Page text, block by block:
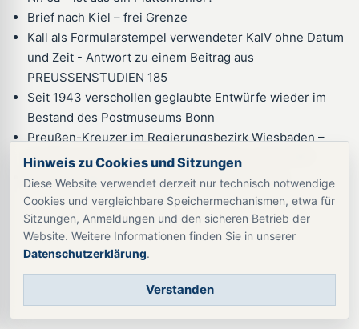
Brief nach Kiel – frei Grenze
Kall als Formularstempel verwendeter KaIV ohne Datum
und Zeit - Antwort zu einem Beitrag aus
PREUSSENSTUDIEN 185
Seit 1943 verschollen geglaubte Entwürfe wieder im
Bestand des Postmuseums Bonn
Preußen-Kreuzer im Regierungsbezirk Wiesbaden –
Die Poststempel vom 1. Juli bis 31. Dezember 1867
DK I a – sogenannter großer Versuchsstempel
Hinweis zu Cookies und Sitzungen
Diese Website verwendet derzeit nur technisch notwendige
Cookies und vergleichbare Speichermechanismen, etwa für
Sitzungen, Anmeldungen und den sicheren Betrieb der
Website. Weitere Informationen finden Sie in unserer
Datenschutzerklärung.
Verstanden